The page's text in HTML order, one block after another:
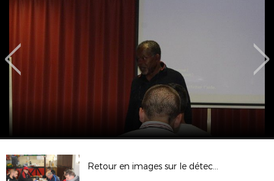
Retour en images sur le détection U15 aux Andelys